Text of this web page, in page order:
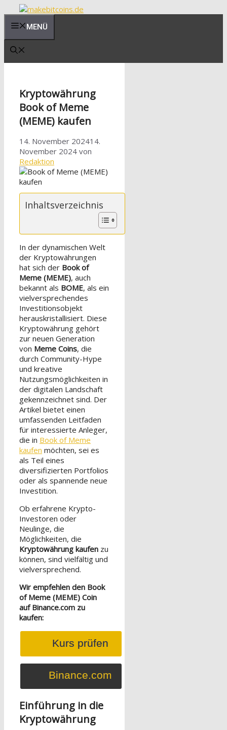
springenMENÜ
Kryptowährung
Book of Meme
(MEME) kaufen
14. November 202414.
November 2024 von
Redaktion
Inhaltsverzeichnis
In der dynamischen Welt
der Kryptowährungen
hat sich der Book of
Meme (MEME), auch
bekannt als BOME, als ein
vielversprechendes
Investitionsobjekt
herauskristallisiert. Diese
Kryptowährung gehört
zur neuen Generation
von Meme Coins, die
durch Community-Hype
und kreative
Nutzungsmöglichkeiten in
der digitalen Landschaft
gekennzeichnet sind. Der
Artikel bietet einen
umfassenden Leitfaden
für interessierte Anleger,
die in Book of Meme
kaufen möchten, sei es
als Teil eines
diversifizierten Portfolios
oder als spannende neue
Investition.
Ob erfahrene Krypto-
Investoren oder
Neulinge, die
Möglichkeiten, die
Kryptowährung kaufen zu
können, sind vielfältig und
vielversprechend.
Wir empfehlen den Book
of Meme (MEME) Coin
auf Binance.com zu
kaufen:
Kurs prüfen
Binance.com
Einführung in die
Kryptowährung